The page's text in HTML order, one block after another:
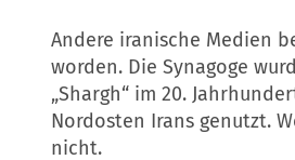
Andere iranische Medien
worden. Die Synagoge
„Shargh“ im 20.
Nordosten Irans genutzt.
nicht.